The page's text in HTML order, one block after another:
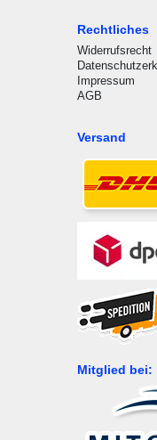
Rechtliches
Widerrufsrecht
Impressum
AGB
Versand
Mitglied bei: